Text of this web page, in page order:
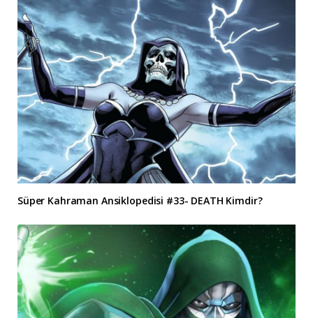
Süper Kahraman Ansiklopedisi #33- DEATH Kimdir?